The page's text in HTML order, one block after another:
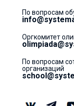
По вопросам
Оргкомитет
По вопросам
организаций